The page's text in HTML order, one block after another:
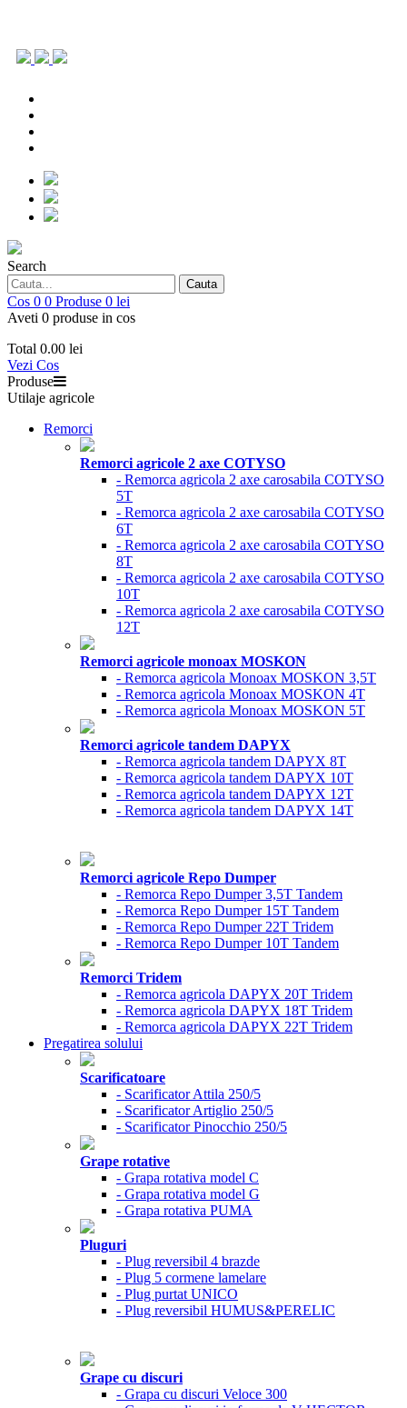
Search
Cauta
Cos 0 0 Produse 0 lei
Aveti 0 produse in cos
Total 0.00 lei
Vezi Cos
Produse
Utilaje agricole
Remorci
Remorci agricole 2 axe COTYSO
- Remorca agricola 2 axe carosabila COTYSO
5T
- Remorca agricola 2 axe carosabila COTYSO
6T
- Remorca agricola 2 axe carosabila COTYSO
8T
- Remorca agricola 2 axe carosabila COTYSO
10T
- Remorca agricola 2 axe carosabila COTYSO
12T
Remorci agricole monoax MOSKON
- Remorca agricola Monoax MOSKON 3,5T
- Remorca agricola Monoax MOSKON 4T
- Remorca agricola Monoax MOSKON 5T
Remorci agricole tandem DAPYX
- Remorca agricola tandem DAPYX 8T
- Remorca agricola tandem DAPYX 10T
- Remorca agricola tandem DAPYX 12T
- Remorca agricola tandem DAPYX 14T
Remorci agricole Repo Dumper
- Remorca Repo Dumper 3,5T Tandem
- Remorca Repo Dumper 15T Tandem
- Remorca Repo Dumper 22T Tridem
- Remorca Repo Dumper 10T Tandem
Remorci Tridem
- Remorca agricola DAPYX 20T Tridem
- Remorca agricola DAPYX 18T Tridem
- Remorca agricola DAPYX 22T Tridem
Pregatirea solului
Scarificatoare
- Scarificator Attila 250/5
- Scarificator Artiglio 250/5
- Scarificator Pinocchio 250/5
Grape rotative
- Grapa rotativa model C
- Grapa rotativa model G
- Grapa rotativa PUMA
Pluguri
- Plug reversibil 4 brazde
- Plug 5 cormene lamelare
- Plug purtat UNICO
- Plug reversibil HUMUS&PERELIC
Grape cu discuri
- Grapa cu discuri Veloce 300